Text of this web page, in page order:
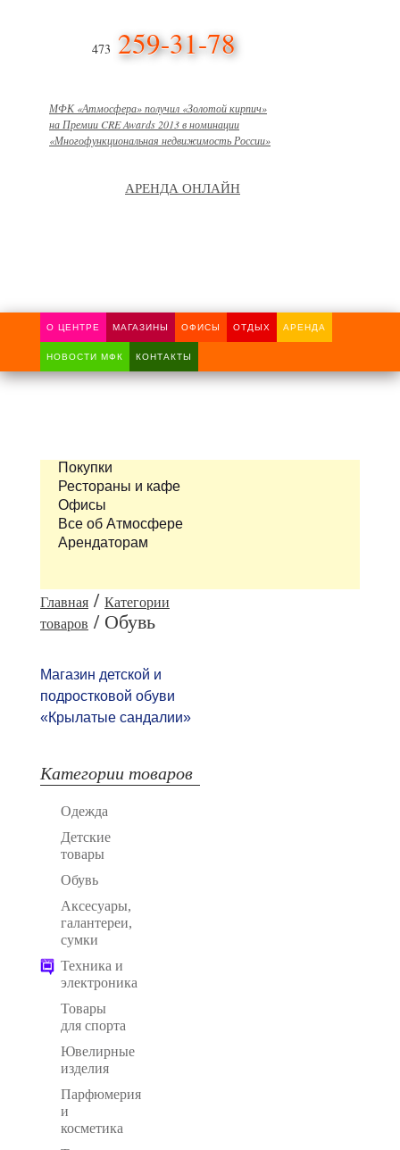
473 259-31-78
МФК «Атмосфера» получил «Золотой кирпич»
на Премии CRE Awards 2013 в номинации
«Многофункциональная недвижимость России»
АРЕНДА ОНЛАЙН
О ЦЕНТРЕ МАГАЗИНЫ ОФИСЫ ОТДЫХ АРЕНДА
НОВОСТИ МФК КОНТАКТЫ
Покупки
Рестораны и кафе
Офисы
Все об Атмосфере
Арендаторам
Главная / Категории
товаров / Обувь
Магазин детской и
подростковой обуви
«Крылатые сандалии»
Категории товаров
Одежда
Детские
товары
Обувь
Аксесуары,
галантереи,
сумки
Техника и
электроника
Товары
для спорта
Ювелирные
изделия
Парфюмерия
и
косметика